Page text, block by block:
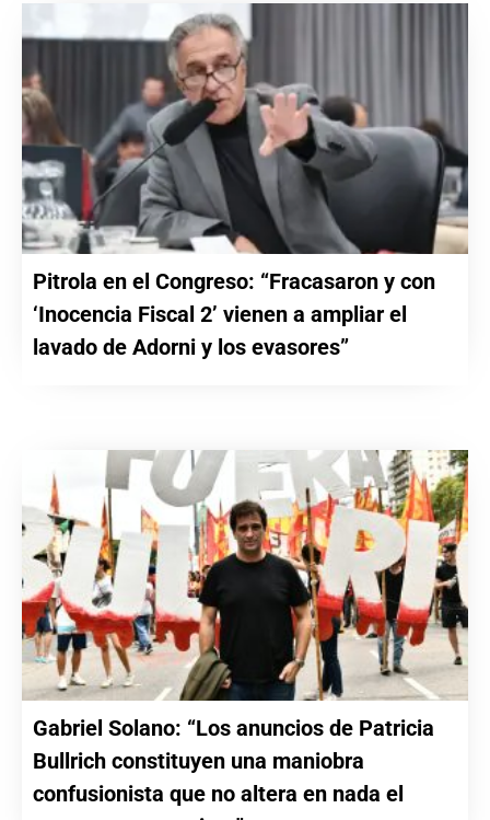
Pitrola en el Congreso: “Fracasaron y con
‘Inocencia Fiscal 2’ vienen a ampliar el
lavado de Adorni y los evasores”
Gabriel Solano: “Los anuncios de Patricia
Bullrich constituyen una maniobra
confusionista que no altera en nada el